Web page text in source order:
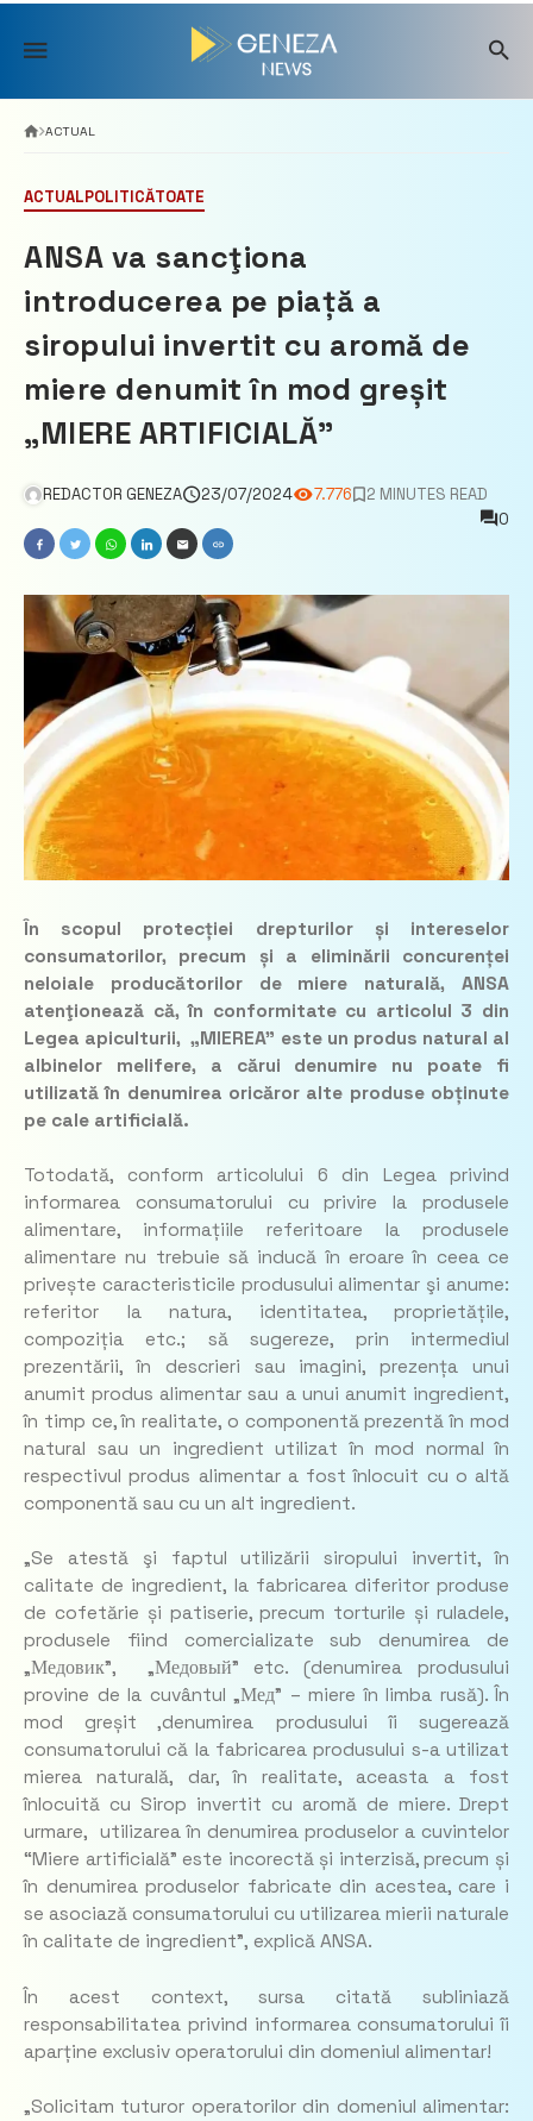
Skip
content
ACTUAL
ACTUALPOLITICĂTOATE
ANSA va sancţiona
introducerea pe piață a
siropului invertit cu aromă de
miere denumit în mod greșit
„MIERE ARTIFICIALĂ”
REDACTOR GENEZA 23/07/2024 7.776
2 MINUTES READ
0
În scopul protecției drepturilor și intereselor
consumatorilor, precum și a eliminării concurenței
neloiale producătorilor de miere naturală, ANSA
atenţionează că, în conformitate cu articolul 3 din
Legea apiculturii, „MIEREA” este un produs natural al
albinelor melifere, a cărui denumire nu poate fi
utilizată în denumirea oricăror alte produse obținute
pe cale artificială.
Totodată, conform articolului 6 din Legea privind
informarea consumatorului cu privire la produsele
alimentare, informațiile referitoare la produsele
alimentare nu trebuie să inducă în eroare în ceea ce
privește caracteristicile produsului alimentar şi anume:
referitor la natura, identitatea, proprietățile,
compoziția etc.; să sugereze, prin intermediul
prezentării, în descrieri sau imagini, prezența unui
anumit produs alimentar sau a unui anumit ingredient,
în timp ce, în realitate, o componentă prezentă în mod
natural sau un ingredient utilizat în mod normal în
respectivul produs alimentar a fost înlocuit cu o altă
componentă sau cu un alt ingredient.
„Se atestă şi faptul utilizării siropului invertit, în
calitate de ingredient, la fabricarea diferitor produse
de cofetărie și patiserie, precum torturile și ruladele,
produsele fiind comercializate sub denumirea de
„Медовик”, „Медовый” etc. (denumirea produsului
provine de la cuvântul „Мед” – miere în limba rusă). În
mod greșit ,denumirea produsului îi sugerează
consumatorului că la fabricarea produsului s-a utilizat
mierea naturală, dar, în realitate, aceasta a fost
înlocuită cu Sirop invertit cu aromă de miere. Drept
urmare, utilizarea în denumirea produselor a cuvintelor
“Miere artificială” este incorectă și interzisă, precum și
în denumirea produselor fabricate din acestea, care i
se asociază consumatorului cu utilizarea mierii naturale
în calitate de ingredient”, explică ANSA.
În acest context, sursa citată subliniază
responsabilitatea privind informarea consumatorului îi
aparține exclusiv operatorului din domeniul alimentar!
„Solicitam tuturor operatorilor din domeniul alimentar: